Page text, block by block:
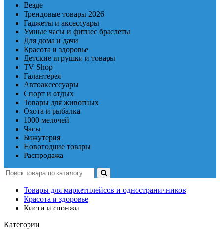
Везде
Трендовые товары 2026
Гаджеты и аксессуары
Умные часы и фитнес браслеты
Для дома и дачи
Красота и здоровье
Детские игрушки и товары
TV Shop
Галантерея
Автоаксессуары
Спорт и отдых
Товары для животных
Охота и рыбалка
1000 мелочей
Часы
Бижутерия
Новогодние товары
Распродажа
Товары для маркетплейсов и одностраничников
Красота и здоровье
Кисти и спонжи
Категории